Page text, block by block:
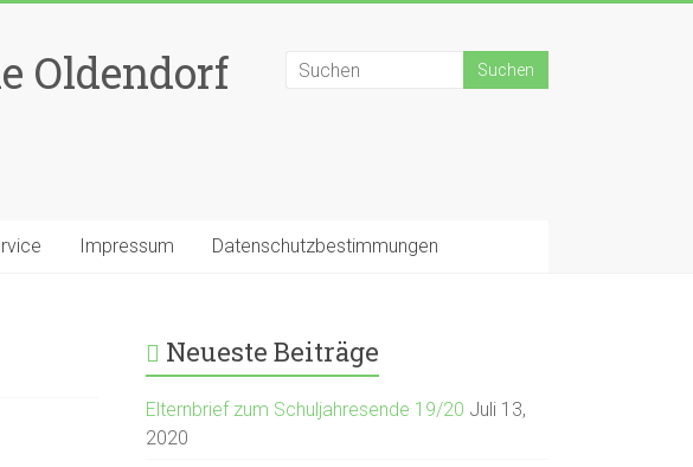
Oldendorf
Impressum Datenschutzbestimmungen
Neueste Beiträge
Elternbrief zum Schuljahresende 19/20 Juli 13,
2020